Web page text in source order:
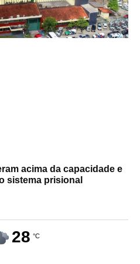
acima da capacidade e
sistema prisional
28 °C